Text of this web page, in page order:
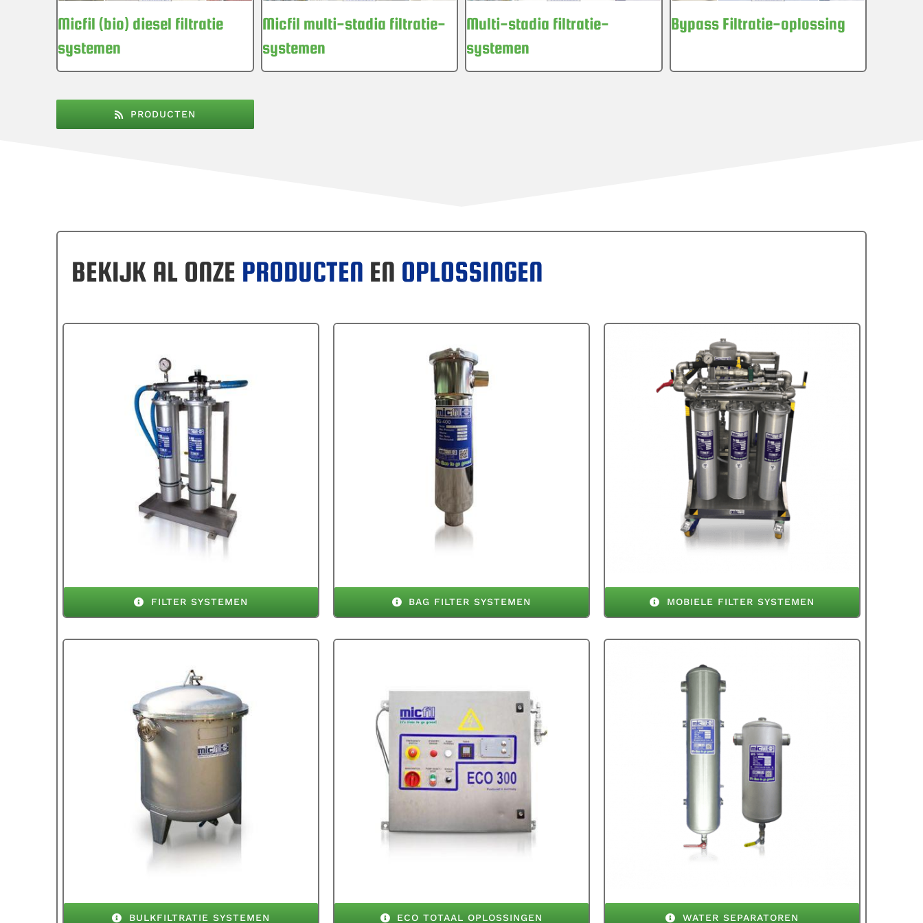
Micfil (bio) diesel filtratie
systemen
Micfil multi-stadia filtratie-
systemen
Multi-stadia filtratie-
systemen
Bypass Filtratie-oplossing
PRODUCTEN
BEKIJK AL ONZE PRODUCTEN EN OPLOSSINGEN
FILTER SYSTEMEN BAG FILTER SYSTEMEN MOBIELE FILTER SYSTEMEN
BULKFILTRATIE SYSTEMEN ECO TOTAAL OPLOSSINGEN WATER SEPARATOREN